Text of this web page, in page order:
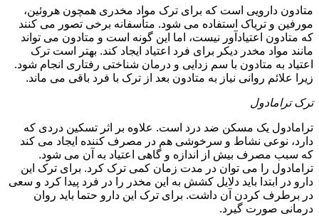
متادون دارویی است که برای ترک مواد مخدری همچون هروئین،
مورفین و تریاک استفاده می شود. متأسفانه برخی تصور می کنند
که متادون اعتیادآور نیست، اما این گونه است و متادون می تواند
مانند مواد مخدر دیکر برای فرد اعتیاد ایجاد کند. بهتر است ترک
اعتیاد به متادون با سم زدایی و درمان شناختی رفتاری انجام شود.
زیرا علائم روانی نیاز به متادون بعد از ترک با فرد باقی می ماند.
ترک ترامادول
ترامادول یک مسکن ضد درد است. علاوه بر اثر تسکین دردی که
دارد، نوعی نشاط و سرخوشی هم در مصرف کننده ایجاد می کند
که سبب مصرف بیش از اندازه و گاهی اعتیاد به آن می شود.
ترامادول را می توان در مدت زمان کمی ترک کرد. برای ترک این
دارو در ابتدا باید دلایل کشش به این مخدر را در فرد پیدا کرد و سعی
در برطرف کردن آن داشت. برای ترک این دارو حتما باید روان
درمانی صورت گیرد.